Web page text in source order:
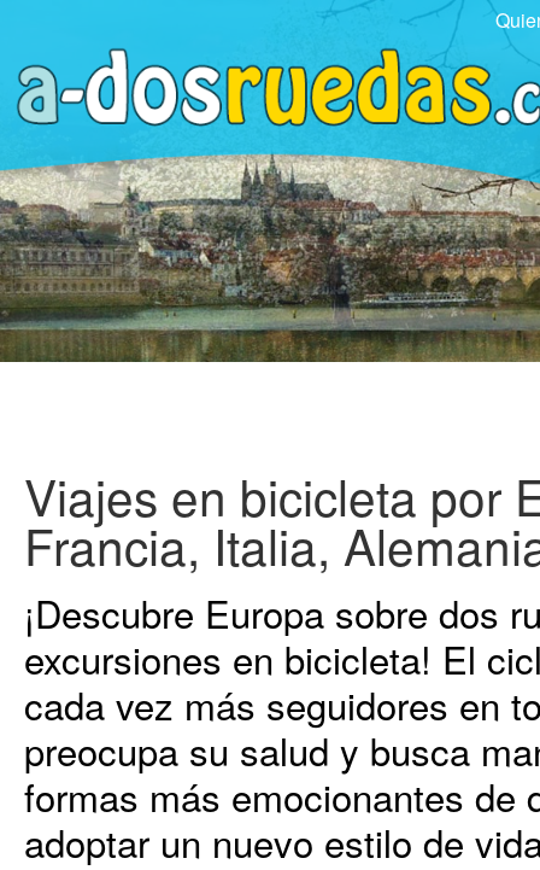
Viajes en bicicleta por
Francia, Italia,
¡Descubre Europa sobre dos
excursiones en bicicleta! El
cada vez más seguidores en
preocupa su salud y busca
formas más emocionantes de
adoptar un nuevo estilo de